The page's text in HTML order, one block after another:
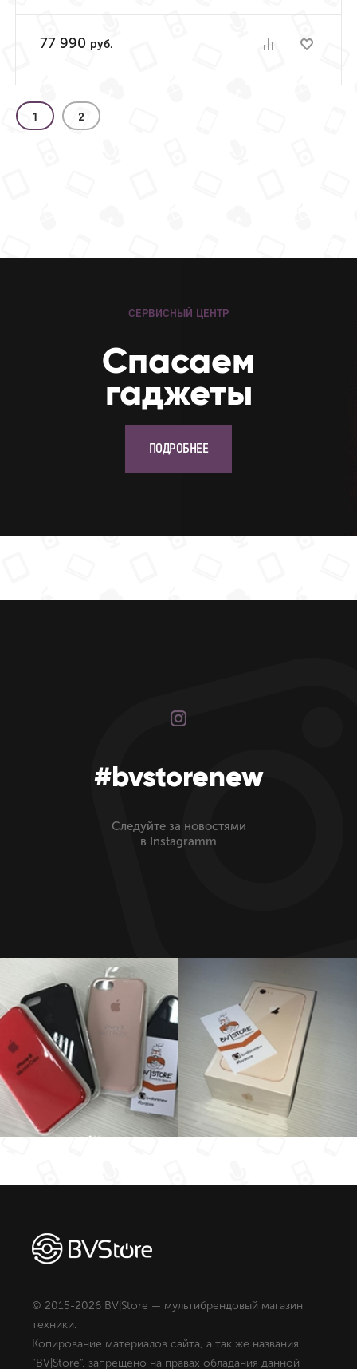
77 990 руб.
1 2
СЕРВИСНЫЙ ЦЕНТР
Cпасаем
гаджеты
ПОДРОБНЕЕ
#bvstorenew
Следуйте за новостями
в Instagramm
© 2015-2026 BV|Store — мультибрендовый магазин
техники.
Копирование материалов сайта, а так же названия
"BV|Store", запрещено на правах обладания данной